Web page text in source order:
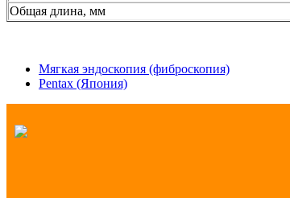
Общая длина, мм
Мягкая эндоскопия (фиброскопия)
Pentax (Япония)